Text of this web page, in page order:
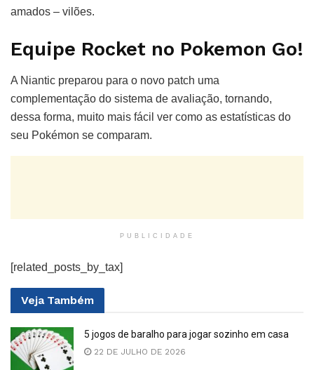
amados – vilões.
Equipe Rocket no Pokemon Go!
A Niantic preparou para o novo patch uma
complementação do sistema de avaliação, tornando,
dessa forma, muito mais fácil ver como as estatísticas do
seu Pokémon se comparam.
PUBLICIDADE
[related_posts_by_tax]
Veja Também
5 jogos de baralho para jogar sozinho em casa
22 DE JULHO DE 2026